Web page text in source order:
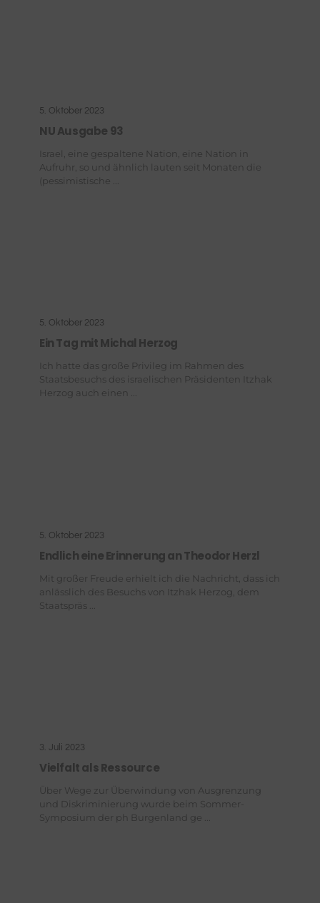
5. Oktober 2023
NU Ausgabe 93
Israel, eine gespaltene Nation, eine Nation in
Aufruhr, so und ähnlich lauten seit Monaten die
(pessimistische ...
5. Oktober 2023
Ein Tag mit Michal Herzog
Ich hatte das große Privileg im Rahmen des
Staatsbesuchs des israelischen Präsidenten Itzhak
Herzog auch einen ...
5. Oktober 2023
Endlich eine Erinnerung an Theodor Herzl
Mit großer Freude erhielt ich die Nachricht, dass ich
anlässlich des Besuchs von Itzhak Herzog, dem
Staatspräs ...
3. Juli 2023
Vielfalt als Ressource
Über Wege zur Überwindung von Ausgrenzung
und Diskriminierung wurde beim Sommer-
Symposium der ph Burgenland ge ...